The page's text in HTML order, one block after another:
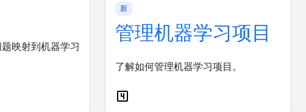
映射到机器学习
新
管理机器学习项目
了解如何管理机器学习项目。